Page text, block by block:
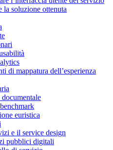
la soluzione ottenuta
di mappatura dell’esperienza
euristica
e il service design
pubblici digitali